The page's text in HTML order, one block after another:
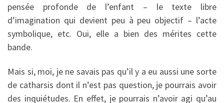
pensée profonde de l’enfant – le texte libre
d’imagination qui devient peu à peu objectif – l’acte
symbolique, etc. Oui, elle a bien des mérites cette
bande.
Mais si, moi, je ne savais pas qu’il y a eu aussi une sorte
de catharsis dont il n’est pas question, je pourrais avoir
des inquiétudes. En effet, je pourrais n’avoir agi qu’au